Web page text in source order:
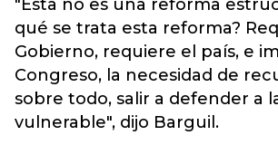
"Esta no es una reforma
qué se trata esta reforma?
Gobierno, requiere el país, e
Congreso, la necesidad de
sobre todo, salir a defender a
vulnerable", dijo Barguil.